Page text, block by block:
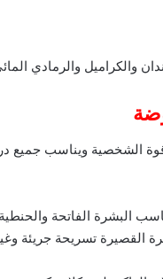
“2026” الموضه هي جزء لا يتجزأ من حياتنا اليوميه فهي تعبر عن
قوة الشخصية ويناسب جميع
البشرة الفاتحة
القصيرة تسريحة جريئة